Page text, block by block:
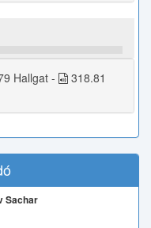
Hallgat -
318.81
Sachar